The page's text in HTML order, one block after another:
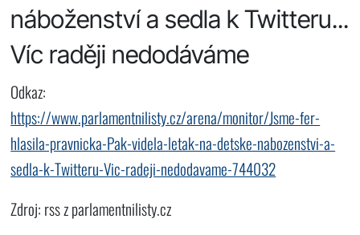
náboženství a sedla k Twitteru...
Víc raději nedodáváme
Odkaz:
https://www.parlamentnilisty.cz/arena/monitor/Jsme-fer-
hlasila-pravnicka-Pak-videla-letak-na-detske-nabozenstvi-a-
sedla-k-Twitteru-Vic-radeji-nedodavame-744032
Zdroj: rss z parlamentnilisty.cz